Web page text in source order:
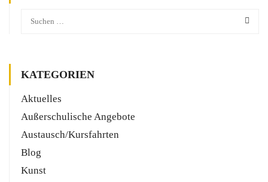
KATEGORIEN
Aktuelles
Außerschulische Angebote
Austausch/Kursfahrten
Blog
Kunst